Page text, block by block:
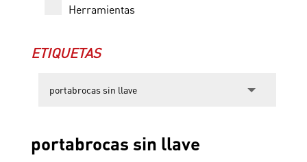
Herramientas
ETIQUETAS
portabrocas sin llave